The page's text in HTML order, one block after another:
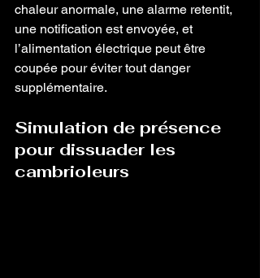
chaleur anormale, une alarme retentit,
une notification est envoyée, et
l’alimentation électrique peut être
coupée pour éviter tout danger
supplémentaire.
Simulation de présence
pour dissuader les
cambrioleurs